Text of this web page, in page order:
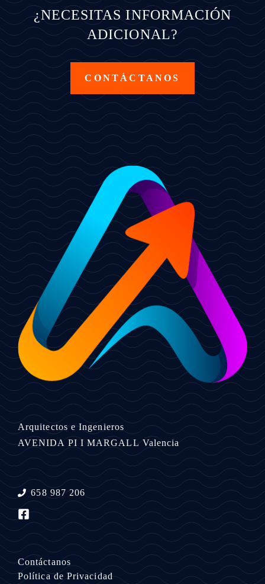
¿NECESITAS INFORMACIÓN
ADICIONAL?
CONTÁCTANOS
Arquitectos e Ingenieros
AVENIDA PI I MARGALL Valencia
658 987 206
Contáctanos
Política de Privacidad